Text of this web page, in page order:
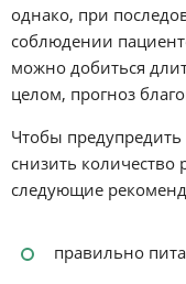
однако, при
соблюдении
можно добиться
целом, прогноз
Чтобы
снизить
следующие
правильно